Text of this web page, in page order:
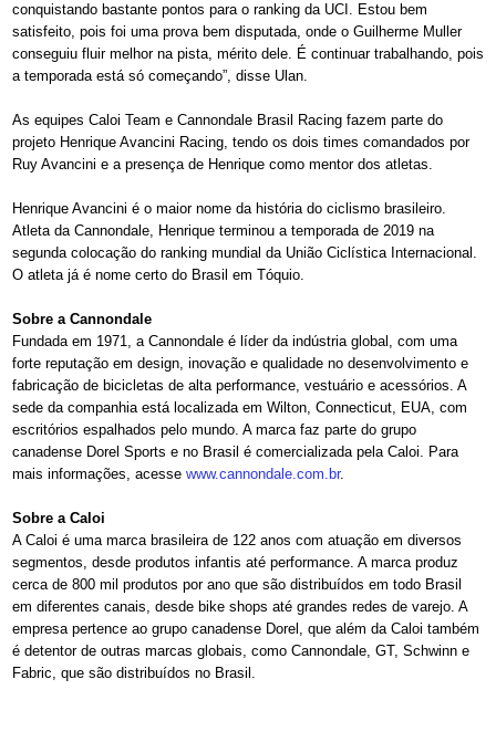
conquistando bastante pontos para o ranking da UCI. Estou bem
satisfeito, pois foi uma prova bem disputada, onde o Guilherme Muller
conseguiu fluir melhor na pista, mérito dele. É continuar trabalhando, pois
a temporada está só começando”, disse Ulan.
As equipes Caloi Team e Cannondale Brasil Racing fazem parte do
projeto Henrique Avancini Racing, tendo os dois times comandados por
Ruy Avancini e a presença de Henrique como mentor dos atletas.
Henrique Avancini é o maior nome da história do ciclismo brasileiro.
Atleta da Cannondale, Henrique terminou a temporada de 2019 na
segunda colocação do ranking mundial da União Ciclística Internacional.
O atleta já é nome certo do Brasil em Tóquio.
Sobre a Cannondale
Fundada em 1971, a Cannondale é líder da indústria global, com uma
forte reputação em design, inovação e qualidade no desenvolvimento e
fabricação de bicicletas de alta performance, vestuário e acessórios. A
sede da companhia está localizada em Wilton, Connecticut, EUA, com
escritórios espalhados pelo mundo. A marca faz parte do grupo
canadense Dorel Sports e no Brasil é comercializada pela Caloi. Para
mais informações, acesse www.cannondale.com.br.
Sobre a Caloi
A Caloi é uma marca brasileira de 122 anos com atuação em diversos
segmentos, desde produtos infantis até performance. A marca produz
cerca de 800 mil produtos por ano que são distribuídos em todo Brasil
em diferentes canais, desde bike shops até grandes redes de varejo. A
empresa pertence ao grupo canadense Dorel, que além da Caloi também
é detentor de outras marcas globais, como Cannondale, GT, Schwinn e
Fabric, que são distribuídos no Brasil.